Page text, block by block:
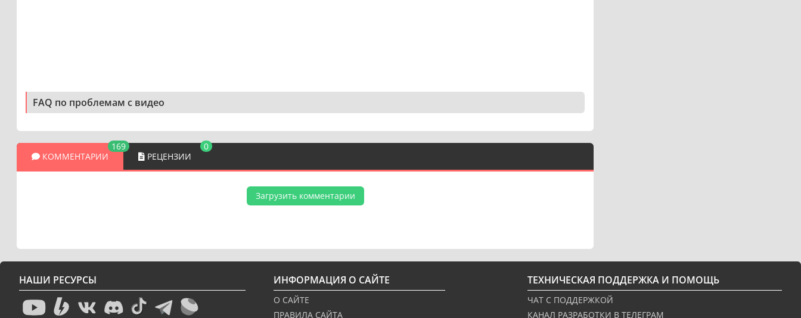
FAQ по проблемам с видео
КОММЕНТАРИИ
169
РЕЦЕНЗИИ
0
Загрузить комментарии
НАШИ РЕСУРСЫ ИНФОРМАЦИЯ О САЙТЕ
О САЙТЕ
ПРАВИЛА САЙТА
ТЕХНИЧЕСКАЯ ПОДДЕРЖКА И ПОМОЩЬ
ЧАТ С ПОДДЕРЖКОЙ
КАНАЛ РАЗРАБОТКИ В ТЕЛЕГРАМ